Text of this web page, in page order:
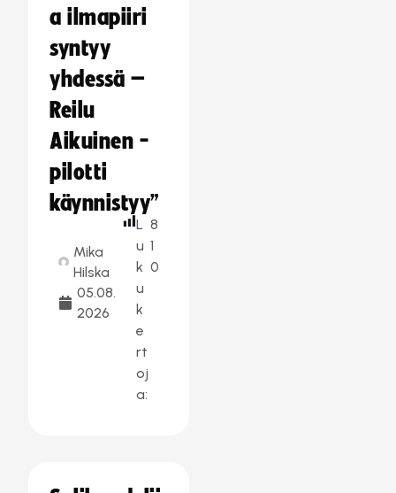
a ilmapiiri
syntyy
yhdessä –
Reilu
Aikuinen -
pilotti
käynnistyy”
Mika
Hilska
05.08.
2026
L
u
k
u
k
e
rt
oj
a:
8
1
0